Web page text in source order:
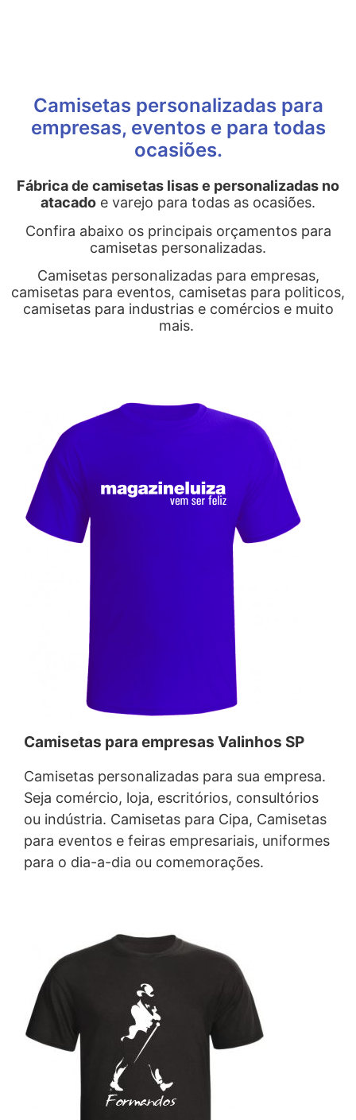
Camisetas personalizadas para
empresas, eventos e para todas
ocasiões.
Fábrica de camisetas lisas e personalizadas no
atacado e varejo para todas as ocasiões.
Confira abaixo os principais orçamentos para
camisetas personalizadas.
Camisetas personalizadas para empresas,
camisetas para eventos, camisetas para politicos,
camisetas para industrias e comércios e muito
mais.
Camisetas para empresas Valinhos SP
Camisetas personalizadas para sua empresa.
Seja comércio, loja, escritórios, consultórios
ou indústria. Camisetas para Cipa, Camisetas
para eventos e feiras empresariais, uniformes
para o dia-a-dia ou comemorações.